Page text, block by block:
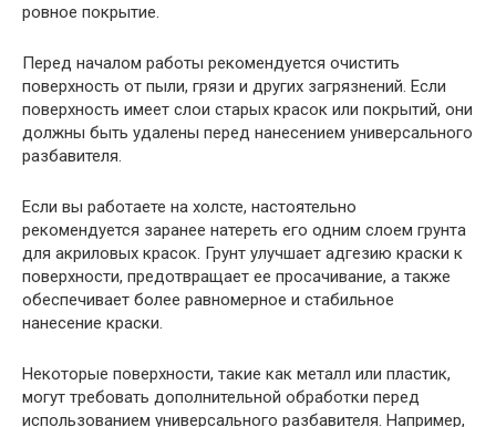
ровное покрытие.
Перед началом работы рекомендуется очистить
поверхность от пыли, грязи и других загрязнений. Если
поверхность имеет слои старых красок или покрытий, они
должны быть удалены перед нанесением универсального
разбавителя.
Если вы работаете на холсте, настоятельно
рекомендуется заранее натереть его одним слоем грунта
для акриловых красок. Грунт улучшает адгезию краски к
поверхности, предотвращает ее просачивание, а также
обеспечивает более равномерное и стабильное
нанесение краски.
Некоторые поверхности, такие как металл или пластик,
могут требовать дополнительной обработки перед
использованием универсального разбавителя. Например,